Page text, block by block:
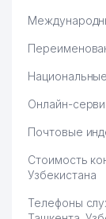
Онлайн-
Почтовые
Стоимость
Узбекистана
Телефоны